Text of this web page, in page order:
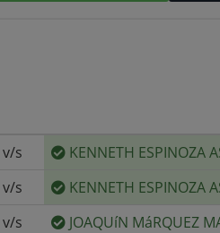
v/s KENNETH ESPINOZA
v/s KENNETH ESPINOZA
v/s JOAQUíN MáRQUEZ